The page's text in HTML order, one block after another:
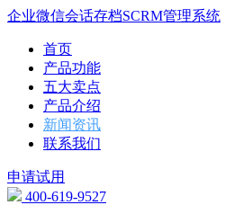
企业微信会话存档SCRM管理系统
首页
产品功能
五大卖点
产品介绍
新闻资讯
联系我们
申请试用
400-619-9527